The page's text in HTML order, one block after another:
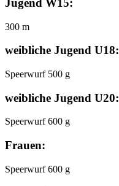
Jugend W15:
300 m
weibliche Jugend U18:
Speerwurf 500 g
weibliche Jugend U20:
Speerwurf 600 g
Frauen:
Speerwurf 600 g